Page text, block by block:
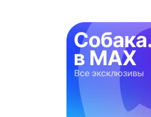
нового языка. Момент
в такого плана
взаимодействии
Текст: Татьяна
Фото: Фрол